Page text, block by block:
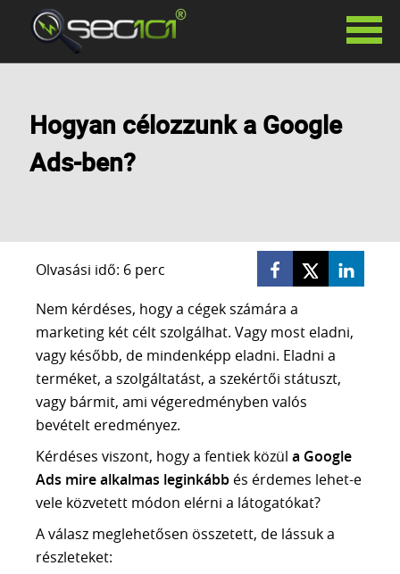
KERESŐOPTIMALIZÁLÁS
HAVIDÍJAS KERESŐOPTIMALIZÁLÁS
SIKERDÍJAS KERESŐOPTIMALIZÁLÁS
LINKÉPÍTÉS
GOOGLE ADS
SZÖVEGÍRÁS
WEBOLDAL KÉSZÍTÉS
WHITE LABEL SEO
AI VIDEÓ KÉSZÍTÉS
AI KERESÉSI LÁTHATÓSÁG ELEMZÉS
SEO ÜGYNÖKSÉG
Tudástár
NLP és a SEO
TOPICAL AUTHORITY
Hogyan célozzunk a Google
Ads-ben?
Olvasási idő: 6 perc
Nem kérdéses, hogy a cégek számára a
marketing két célt szolgálhat. Vagy most eladni,
vagy később, de mindenképp eladni. Eladni a
terméket, a szolgáltatást, a szekértői státuszt,
vagy bármit, ami végeredményben valós
bevételt eredményez.
Kérdéses viszont, hogy a fentiek közül a Google
Ads mire alkalmas leginkább és érdemes lehet-e
vele közvetett módon elérni a látogatókat?
A válasz meglehetősen összetett, de lássuk a
részleteket: